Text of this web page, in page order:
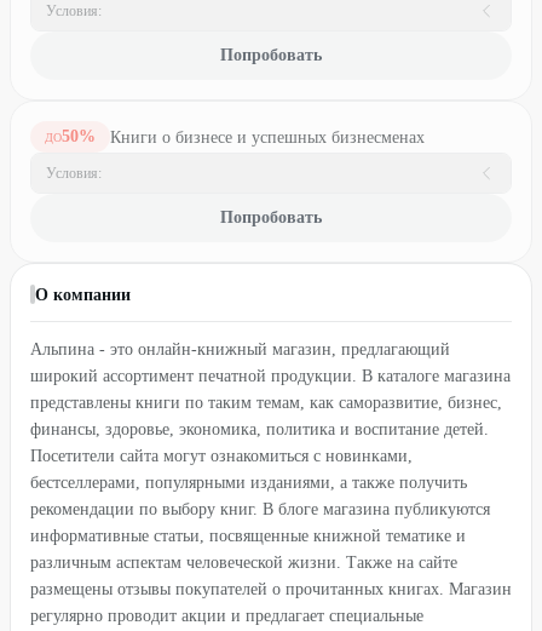
Условия:
Попробовать
ДО50% Книги о бизнесе и успешных бизнесменах
Условия:
Попробовать
О компании
Альпина - это онлайн-книжный магазин, предлагающий
широкий ассортимент печатной продукции. В каталоге магазина
представлены книги по таким темам, как саморазвитие, бизнес,
финансы, здоровье, экономика, политика и воспитание детей.
Посетители сайта могут ознакомиться с новинками,
бестселлерами, популярными изданиями, а также получить
рекомендации по выбору книг. В блоге магазина публикуются
информативные статьи, посвященные книжной тематике и
различным аспектам человеческой жизни. Также на сайте
размещены отзывы покупателей о прочитанных книгах. Магазин
регулярно проводит акции и предлагает специальные